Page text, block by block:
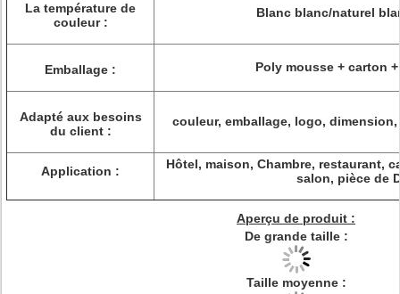
La température de
couleur :
Blanc blanc/naturel
Emballage : Poly mousse + carton
Adapté aux besoins
du client :
couleur, emballage, logo,
Application :
Hôtel, maison, Chambre, restaurant,
salon, pièce de
Aperçu de produit :
De grande taille :
Taille moyenne :